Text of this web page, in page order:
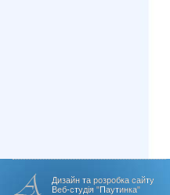
Дизайн та розробка сайту
Веб-студія "Паутинка"